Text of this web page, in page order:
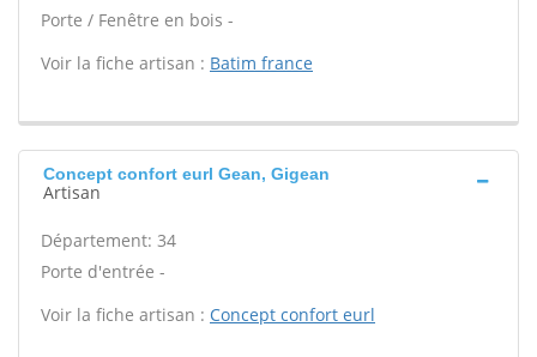
Porte / Fenêtre en bois -
Voir la fiche artisan : Batim france
Concept confort eurl Gean, Gigean
Artisan
Département: 34
Porte d'entrée -
Voir la fiche artisan : Concept confort eurl